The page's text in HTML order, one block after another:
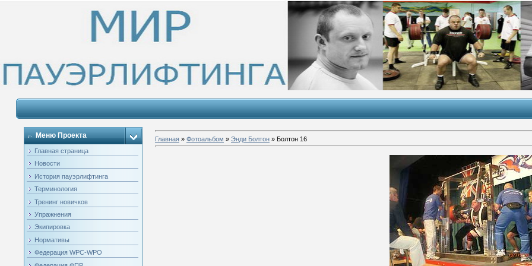
Меню Проекта
Главная страница
Новости
История пауэрлифтинга
Терминология
Тренинг новичков
Упражнения
Экипировка
Нормативы
Федерация WPC-WPO
Главная» Фотоальбом » Энди Болтон» Болтон 16